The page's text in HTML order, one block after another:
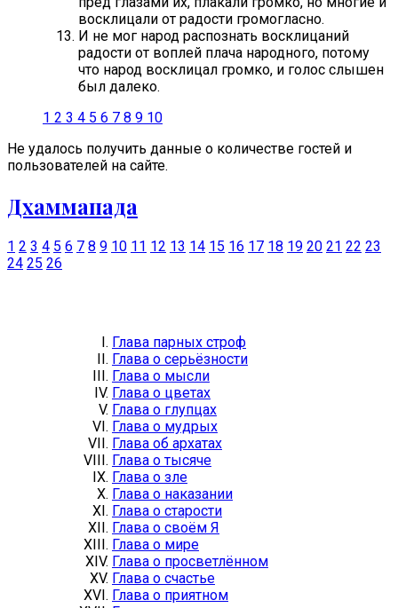
восклицали от радости громогласно.
И не мог народ распознать восклицаний
радости от воплей плача народного, потому
что народ восклицал громко, и голос слышен
был далеко.
1 2 3 4 5 6 7 8 9 10
Не удалось получить данные о количестве гостей и
пользователей на сайте.
Дхаммапада
1 2 3 4 5 6 7 8 9 10 11 12 13 14 15 16 17 18 19 20 21 22 23
24 25 26
Глава парных строф
Глава о серьёзности
Глава о мысли
Глава о цветах
Глава о глупцах
Глава о мудрых
Глава об архатах
Глава о тысяче
Глава о зле
Глава о наказании
Глава о старости
Глава о своём Я
Глава о мире
Глава о просветлённом
Глава о счастье
Глава о приятном